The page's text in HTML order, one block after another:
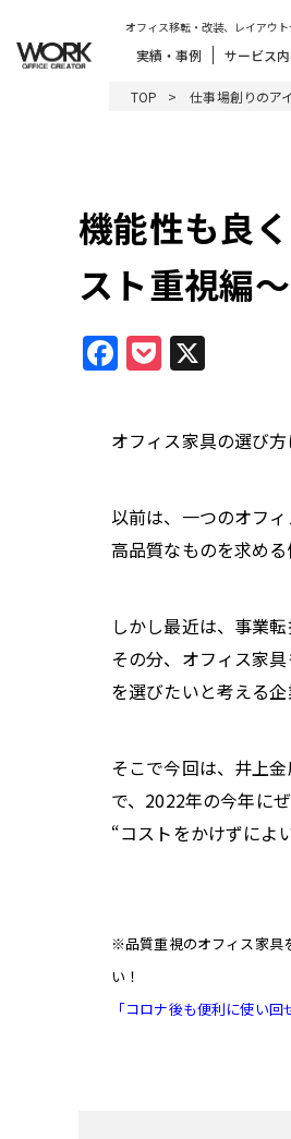
オフィス移転・改装、レイアウ
実績・事例 サービス
TOP 仕事場創りのア
機能性も良
スト重視編～
Facebook
Pocket
オフィス家具の選び
以前は、一つのオフ
高品質なものを求める
しかし最近は、事業
その分、オフィス家
を選びたいと考える企
そこで今回は、井上
で、2022年の今年に
“コストをかけずによ
※品質重視のオフィス家具
い！
「コロナ後も便利に使い